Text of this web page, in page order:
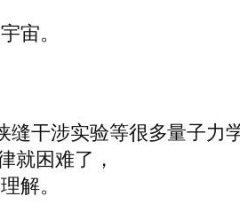
宙。
缝干涉实验等很多量子力
就困难了，
解。